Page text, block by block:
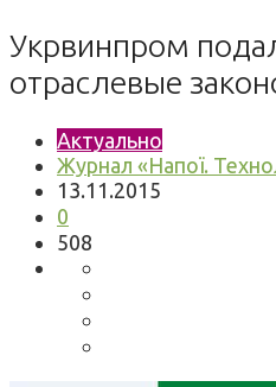
Укрвинпром
отраслевые
Актуально
Журнал «Напої.
13.11.2015
0
508